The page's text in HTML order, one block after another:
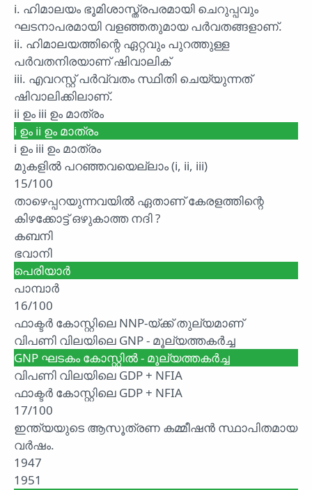
i. ഹിമാലയം ഭൂമിശാസ്ത്രപരമായി ചെറുപ്പവും
ഘടനാപരമായി വളഞ്ഞതുമായ പർവതങ്ങളാണ്.
ii. ഹിമാലയത്തിന്റെ ഏറ്റവും പുറത്തുള്ള
പർവതനിരയാണ് ഷിവാലിക്
iii. എവറസ്റ്റ് പർവ്വതം സ്ഥിതി ചെയ്യുന്നത്
ഷിവാലിക്കിലാണ്.
ii ഉം iii ഉം മാത്രം
i ഉം ii ഉം മാത്രം
i ഉം iii ഉം മാത്രം
മുകളിൽ പറഞ്ഞവയെല്ലാം (i, ii, iii)
15/100
താഴെപ്പറയുന്നവയിൽ ഏതാണ് കേരളത്തിന്റെ
കിഴക്കോട്ട് ഒഴുകാത്ത നദി ?
കബനി
ഭവാനി
പെരിയാർ
പാമ്പാർ
16/100
ഫാക്ടർ കോസ്റ്റിലെ NNP-യ്ക്ക് തുല്യമാണ്
വിപണി വിലയിലെ GNP - മൂല്യത്തകർച്ച
GNP ഘടകം കോസ്റ്റിൽ - മൂല്യത്തകർച്ച
വിപണി വിലയിലെ GDP + NFIA
ഫാക്ടർ കോസ്റ്റിലെ GDP + NFIA
17/100
ഇന്ത്യയുടെ ആസൂത്രണ കമ്മീഷൻ സ്ഥാപിതമായ
വർഷം.
1947
1951